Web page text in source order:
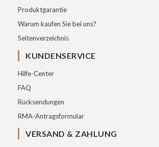
Produktgarantie
Warum kaufen Sie bei uns?
Seitenverzeichnis
KUNDENSERVICE
Hilfe-Center
FAQ
Rücksendungen
RMA-Antragsformular
VERSAND & ZAHLUNG